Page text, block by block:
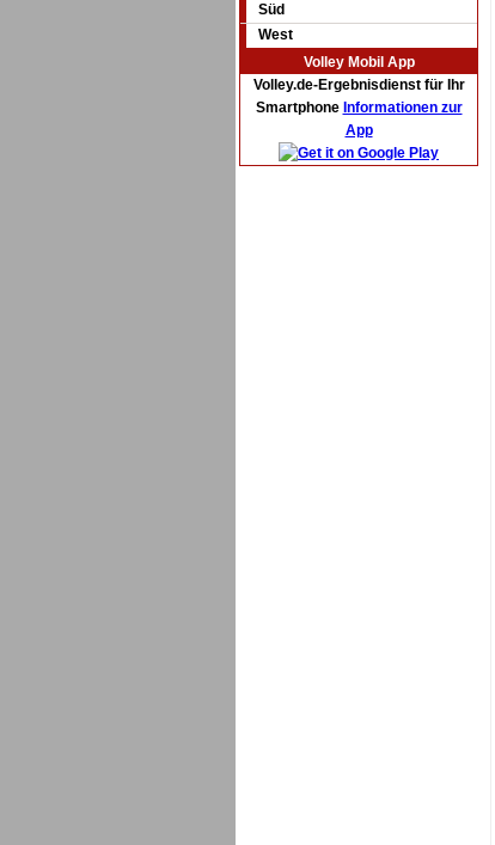
Süd
West
Volley Mobil App
Volley.de-Ergebnisdienst für Ihr
Smartphone Informationen zur
App